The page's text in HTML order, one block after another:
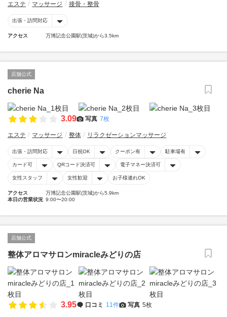
エステ マッサージ 接骨・整骨
出張・訪問対応
アクセス 万博記念公園駅(茨城)から3.5km
店舗公式
cherie Na
3.09 写真 7枚
エステ マッサージ 整体 リラクゼーションマッサージ
出張・訪問対応 日祝OK クーポン有 駐車場有
カード可 QRコード決済可 電子マネー決済可
女性スタッフ 女性歓迎 お子様連れOK
アクセス
万博記念公園駅(茨城)から5.9km
本日の営業状況 9:00〜20:00
店舗公式
整体アロマサロンmiracleみどりの店
3.95 口コミ 11件 写真 5枚